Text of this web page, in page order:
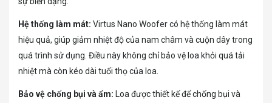
Hệ thống làm mát: Virtus Nano Woofer có hệ thống làm mát
hiệu quả, giúp giảm nhiệt độ của nam châm và cuộn dây trong
quá trình sử dụng. Điều này không chỉ bảo vệ loa khỏi quá tải
nhiệt mà còn kéo dài tuổi thọ của loa.
Bảo vệ chống bụi và ẩm: Loa được thiết kế để chống bụi và